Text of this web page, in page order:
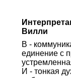
Вилли
В -
единение с
И - тонкая